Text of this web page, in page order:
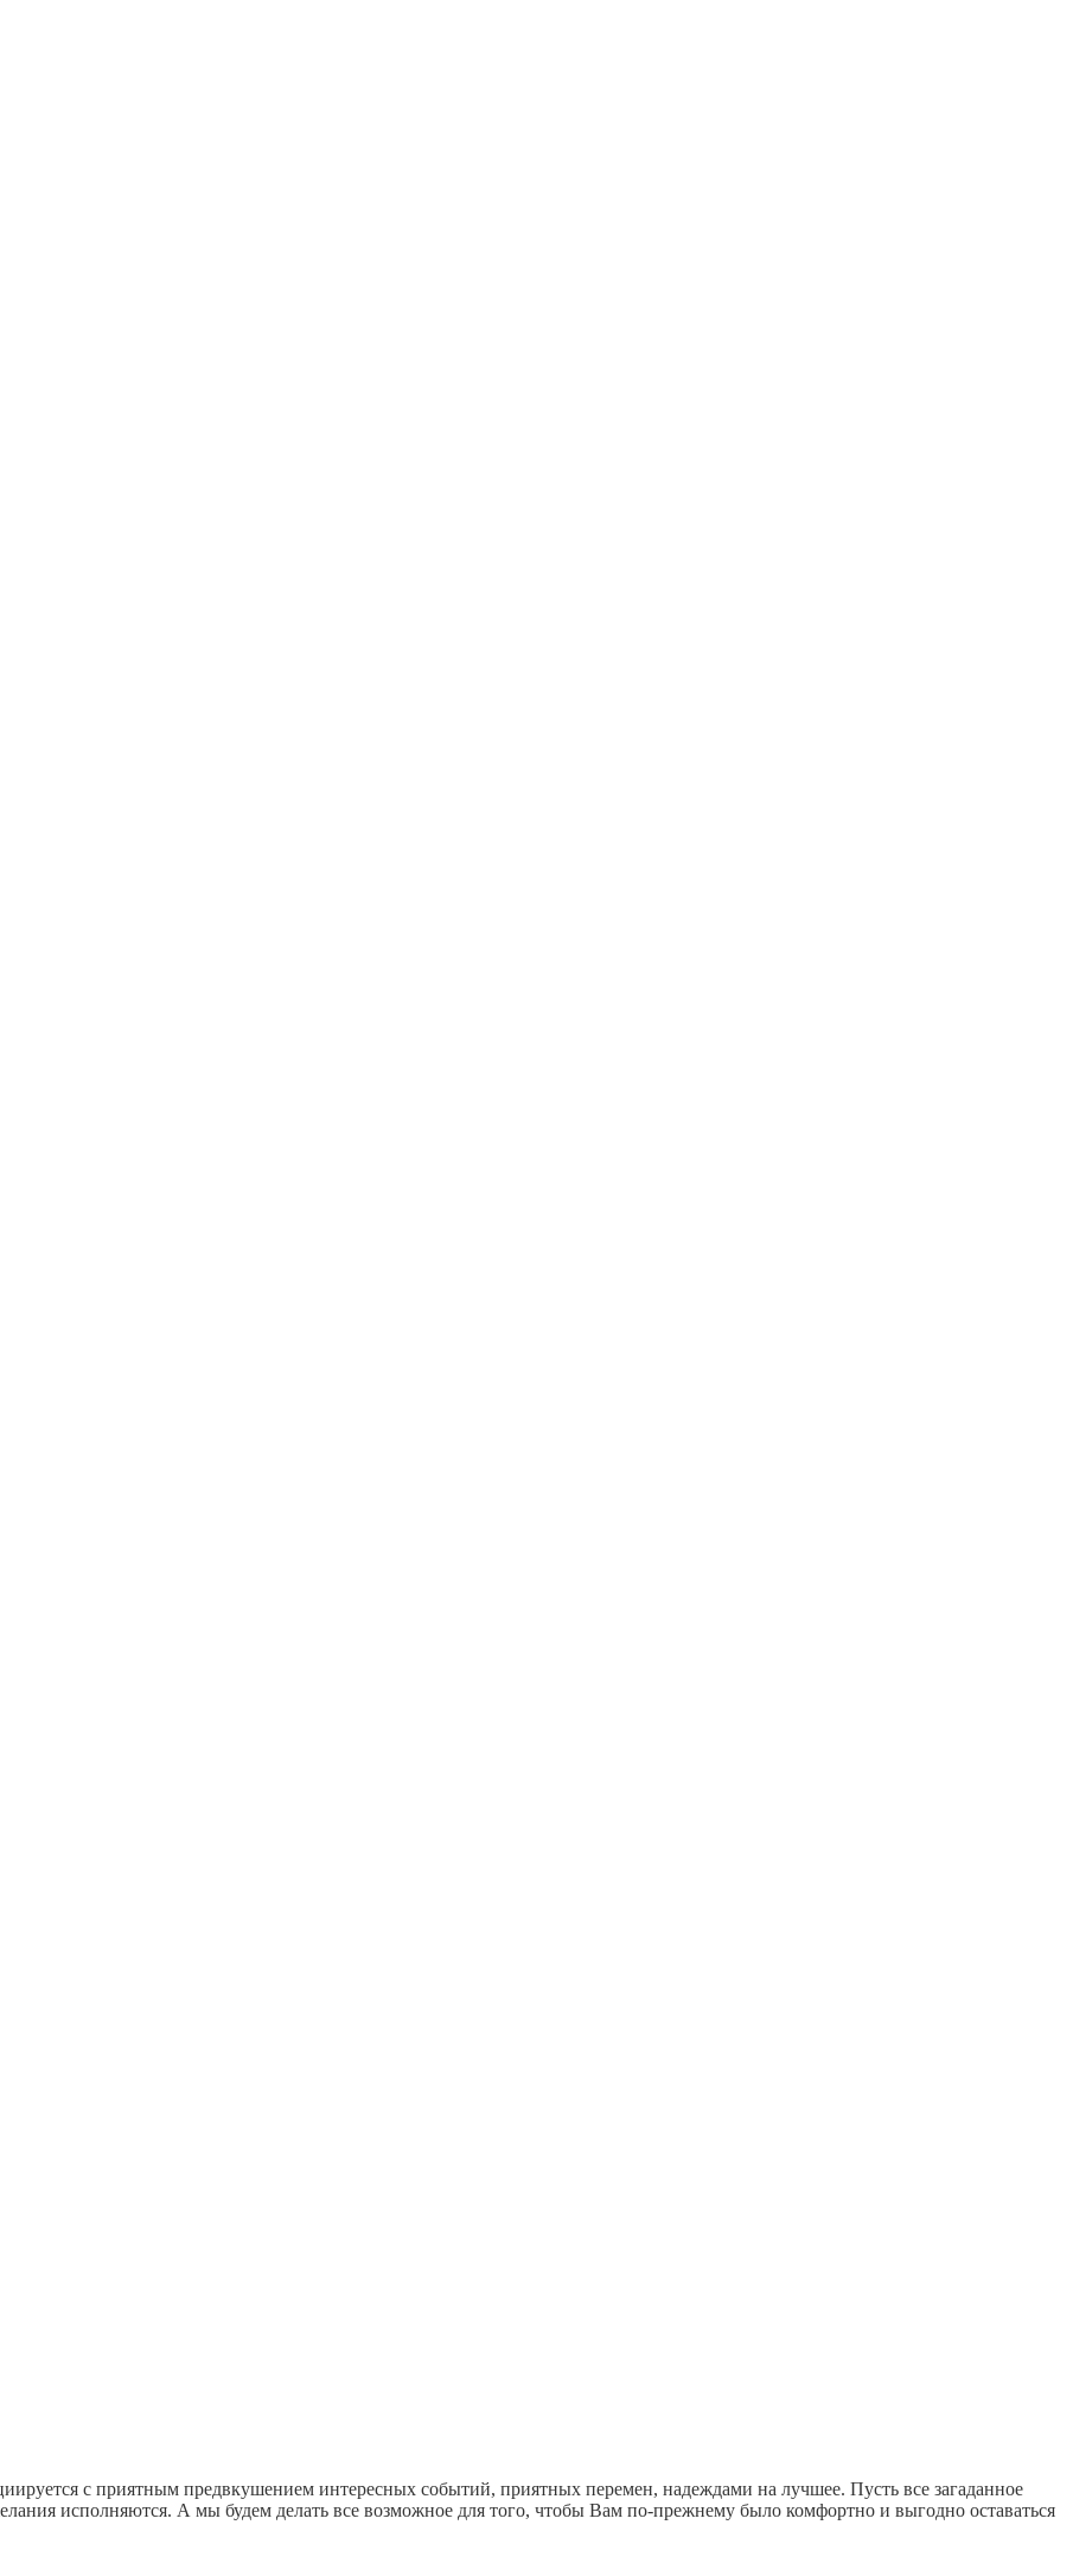
с приятным предвкушением интересных событий, приятных перемен, надеждами на лучшее. Пусть все загаданное
исполняются. А мы будем делать все возможное для того, чтобы Вам по-прежнему было комфортно и выгодно оставаться